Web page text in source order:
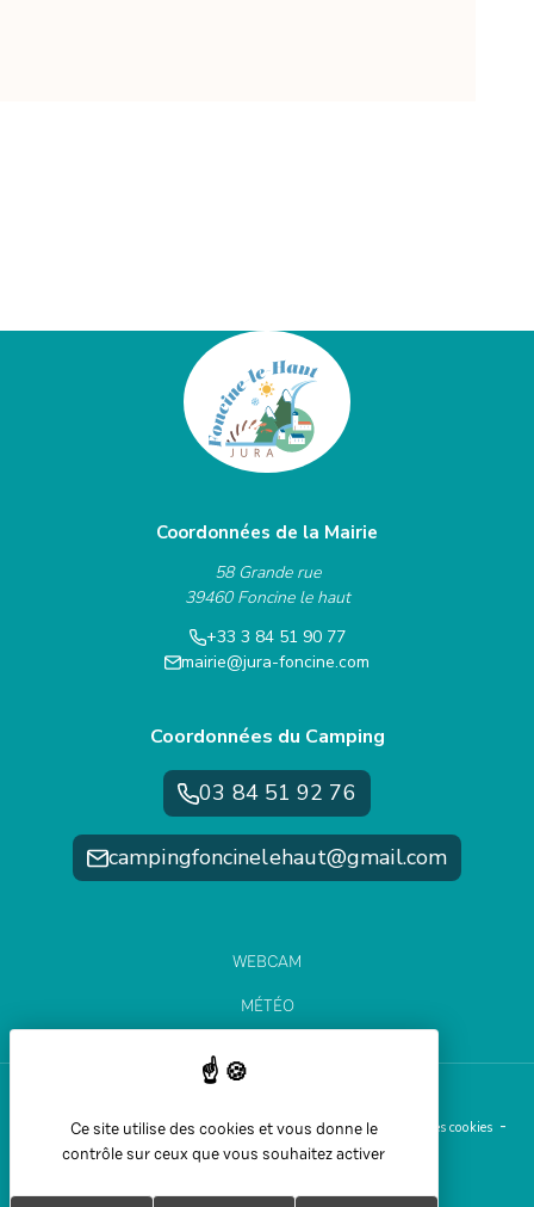
Coordonnées de la Mairie
58 Grande rue
39460 Foncine le haut
+33 3 84 51 90 77
mairie@jura-foncine.com
Coordonnées du Camping
03 84 51 92 76
campingfoncinelehaut@gmail.com
WEBCAM
MÉTÉO
Aide et accessibilité Plan du site Mentions légales
Gestion des cookies
Politique de confidentialité
Ce site utilise des cookies et vous donne le
contrôle sur ceux que vous souhaitez activer